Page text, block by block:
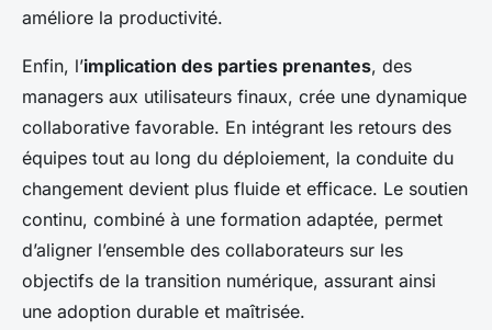
améliore la productivité.
Enfin, l’implication des parties prenantes, des
managers aux utilisateurs finaux, crée une dynamique
collaborative favorable. En intégrant les retours des
équipes tout au long du déploiement, la conduite du
changement devient plus fluide et efficace. Le soutien
continu, combiné à une formation adaptée, permet
d’aligner l’ensemble des collaborateurs sur les
objectifs de la transition numérique, assurant ainsi
une adoption durable et maîtrisée.